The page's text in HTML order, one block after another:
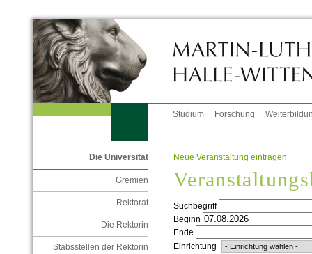
Studium Forschung
Die Universität
Gremien
Rektorat
Die Rektorin
Stabsstellen der Rektorin
Neue Veranstaltung eintragen
Suchbegriff
Beginn
Ende
Einrichtung